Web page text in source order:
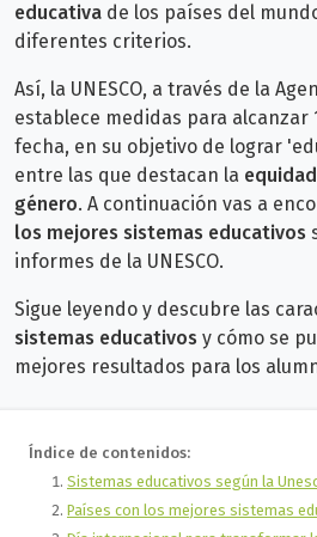
educativa de los países del
diferentes criterios.
Así, la UNESCO, a través de la
establece medidas para alcanzar
fecha, en su objetivo de lograr
entre las que destacan la equidad
género. A continuación vas a
los mejores sistemas educativos
informes de la UNESCO.
Sigue leyendo y descubre las
sistemas educativos y cómo se
mejores resultados para los
Índice de contenidos:
Sistemas educativos según la
Países con los mejores sistemas